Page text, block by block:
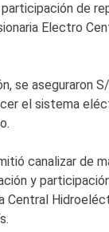
participación de
Electro
se aseguraron
el sistema
canalizar de
y
Central